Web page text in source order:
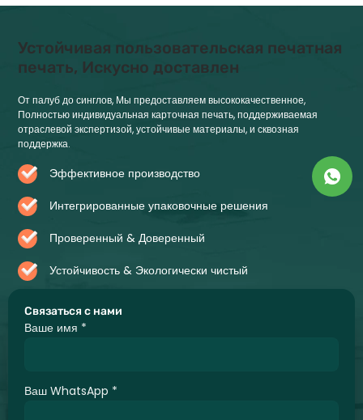
Связаться с нами
Ваше имя *
Ваш WhatsApp *
Устойчивая пользовательская печатная
печать, Искусно доставлен
От палуб до синглов, Мы предоставляем высококачественное,
Полностью индивидуальная карточная печать, поддерживаемая
отраслевой экспертизой, устойчивые материалы, и сквозная
поддержка.
Эффективное производство
Интегрированные упаковочные решения
Проверенный & Доверенный
Устойчивость & Экологически чистый